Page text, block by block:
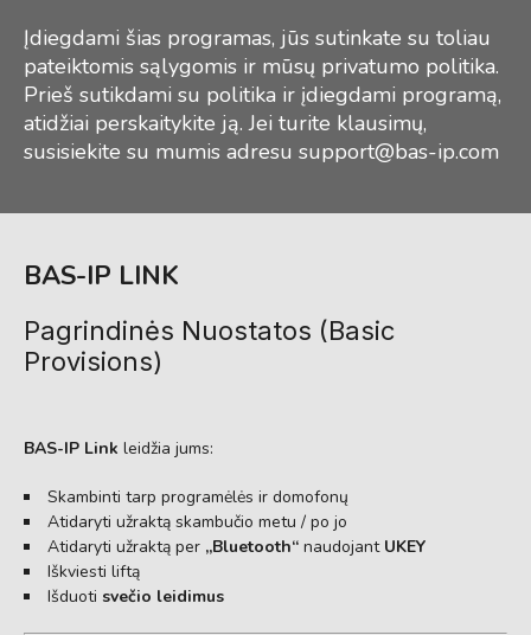
Įdiegdami šias programas, jūs sutinkate su toliau
pateiktomis sąlygomis ir mūsų privatumo politika.
Prieš sutikdami su politika ir įdiegdami programą,
atidžiai perskaitykite ją. Jei turite klausimų,
susisiekite su mumis adresu support@bas-ip.com
BAS-IP LINK
Pagrindinės Nuostatos (Basic
Provisions)
BAS-IP Link leidžia jums:
Skambinti tarp programėlės ir domofonų
Atidaryti užraktą skambučio metu / po jo
Atidaryti užraktą per „Bluetooth“ naudojant UKEY
Iškviesti liftą
Išduoti svečio leidimus